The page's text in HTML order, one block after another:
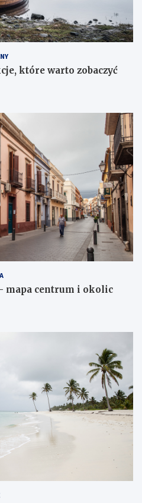
które warto zobaczyć
mapa centrum i okolic